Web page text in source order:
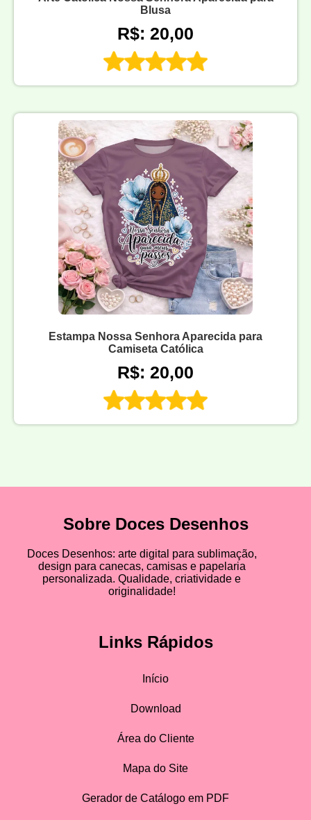
Blusa
R$: 20,00
Estampa Nossa Senhora Aparecida para
Camiseta Católica
R$: 20,00
Sobre Doces Desenhos
Doces Desenhos: arte digital para sublimação,
design para canecas, camisas e papelaria
personalizada. Qualidade, criatividade e
originalidade!
Links Rápidos
Início
Download
Área do Cliente
Mapa do Site
Gerador de Catálogo em PDF